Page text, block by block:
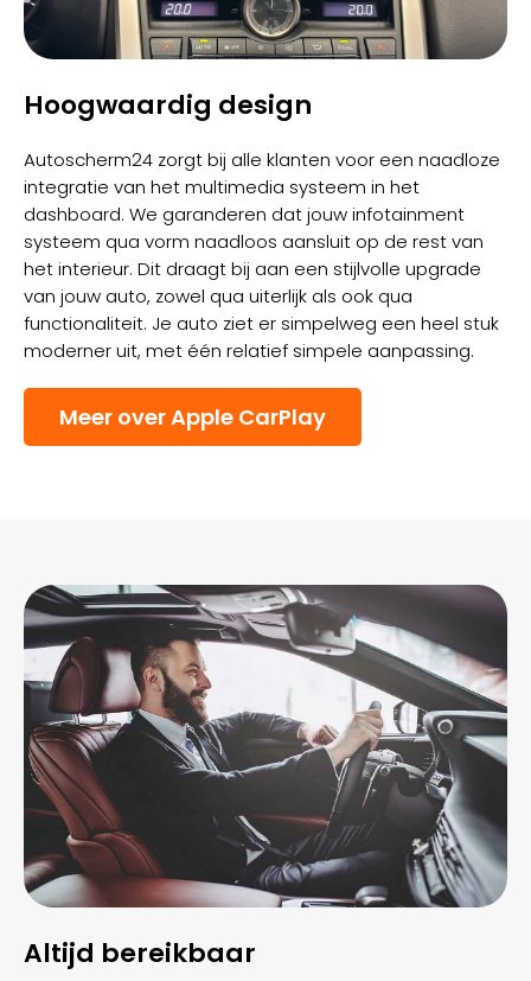
Hoogwaardig design
Autoscherm24 zorgt bij alle klanten voor een naadloze
integratie van het multimedia systeem in het
dashboard. We garanderen dat jouw infotainment
systeem qua vorm naadloos aansluit op de rest van
het interieur. Dit draagt bij aan een stijlvolle upgrade
van jouw auto, zowel qua uiterlijk als ook qua
functionaliteit. Je auto ziet er simpelweg een heel stuk
moderner uit, met één relatief simpele aanpassing.
Meer over Apple CarPlay
Altijd bereikbaar